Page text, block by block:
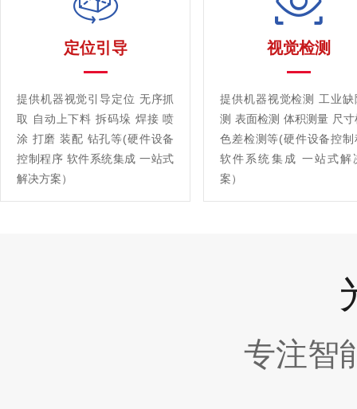
定位引导
提供机器视觉引导定位 无序抓
取 自动上下料 拆码垛 焊接 喷
涂 打磨 装配 钻孔等(硬件设备
控制程序 软件系统集成 一站式
解决方案）
视觉检测
提供机器视觉检测 工业缺
测 表面检测 体积测量 尺寸
色差检测等(硬件设备控制
软件系统集成 一站式解
案）
专注智